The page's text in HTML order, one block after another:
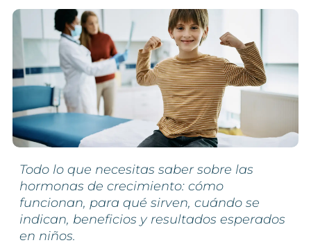
Todo lo que necesitas saber sobre las
hormonas de crecimiento: cómo
funcionan, para qué sirven, cuándo se
indican, beneficios y resultados esperados
en niños.